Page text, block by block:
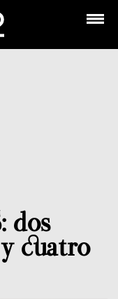
dos
cuatro